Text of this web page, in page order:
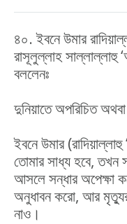
৪০. ইবনে উমার
রাসূলুল্লাহ সাল্লাল্লাহু
বললেনঃ
দুনিয়াতে অপরিচিত
ইবনে উমার
তোমার সাধ্য হবে, তখন
আসলে সন্ধার অপেক্ষা
অনুধাবন করো, আর
নাও।